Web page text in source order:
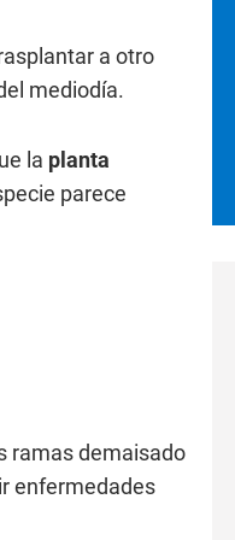
a otro
mediodía.
la planta
parece
ramas demaisado
enfermedades